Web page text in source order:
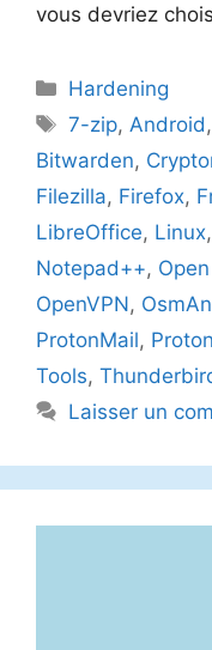
vous devriez
Catégories
Hardening
Étiquettes
7-zip, Android ,
Bitwarden,
Filezilla, Firefox,
LibreOffice, Linux,
Notepad++,
OpenVPN,
ProtonMail,
Tools,
Laisser un